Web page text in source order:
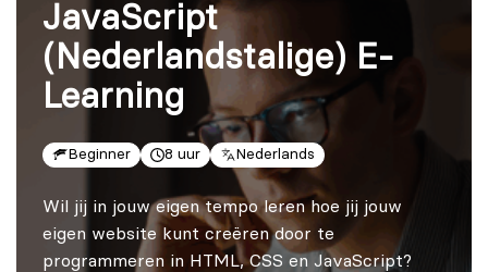
JavaScript
(Nederlandstalige) E-
Learning
Beginner 8 uur Nederlands
Wil jij in jouw eigen tempo leren hoe jij jouw
eigen website kunt creëren door te
programmeren in HTML, CSS en JavaScript?